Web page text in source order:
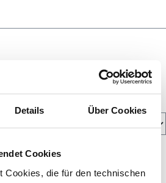
Details Über Cookies
Cookies
Cookies, die für den technischen